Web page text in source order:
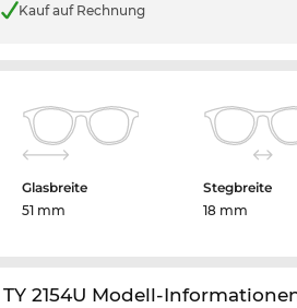
Kauf auf Rechnung
Glasbreite
51 mm
Stegbreite
18 mm
TY 2154U Modell-